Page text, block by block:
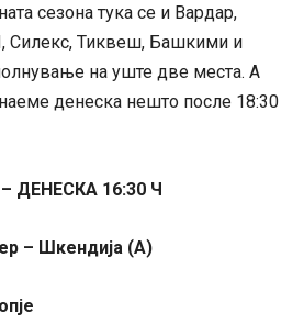
сезона тука се и Вардар,
Силекс, Тиквеш, Башкими и
на уште две места. А
денеска нешто после 18:30
16:30 Ч
– Шкендија (А)